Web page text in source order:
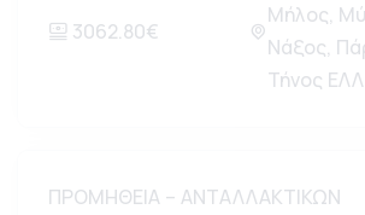
3062.80€
Μήλος,
Νάξος,
Τήνος
ΠΡΟΜΗΘΕΙΑ – ΑΝΤΑΛΛΑΚΤΙΚΩΝ